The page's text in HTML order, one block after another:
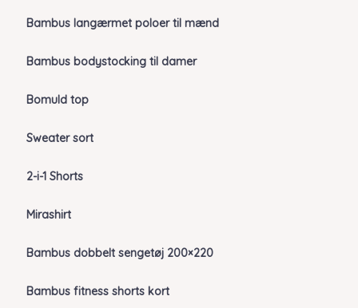
Bambus langærmet poloer til mænd
Bambus bodystocking til damer
Bomuld top
Sweater sort
2-i-1 Shorts
Mirashirt
Bambus dobbelt sengetøj 200×220
Bambus fitness shorts kort